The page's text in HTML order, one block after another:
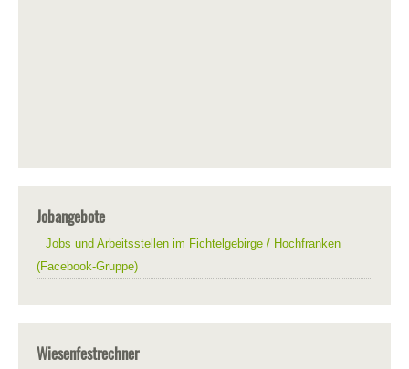
Jobangebote
Jobs und Arbeitsstellen im Fichtelgebirge / Hochfranken
(Facebook-Gruppe)
Wiesenfestrechner